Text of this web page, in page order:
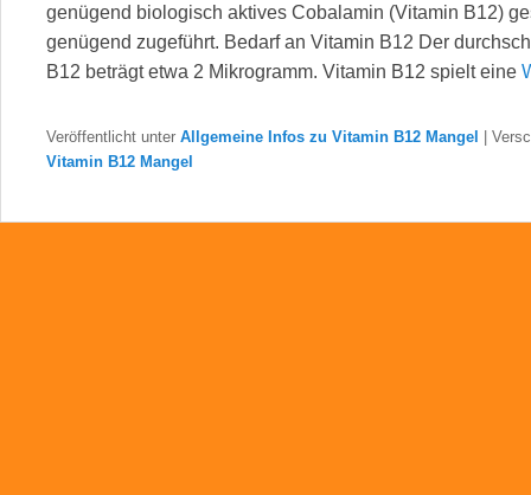
genügend biologisch aktives Cobalamin (Vitamin B12)
genügend zugeführt. Bedarf an Vitamin B12 Der
B12 beträgt etwa 2 Mikrogramm. Vitamin B12 spielt eine
Veröffentlicht unter Allgemeine Infos zu Vitamin B12 Mangel |
Vitamin B12 Mangel